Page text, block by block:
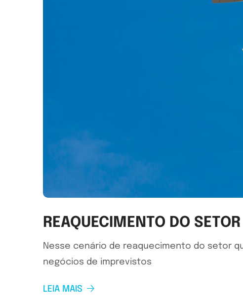
REAQUECIMENTO DO
Nesse cenário de reaquecimento do setor
negócios de imprevistos
LEIA MAIS